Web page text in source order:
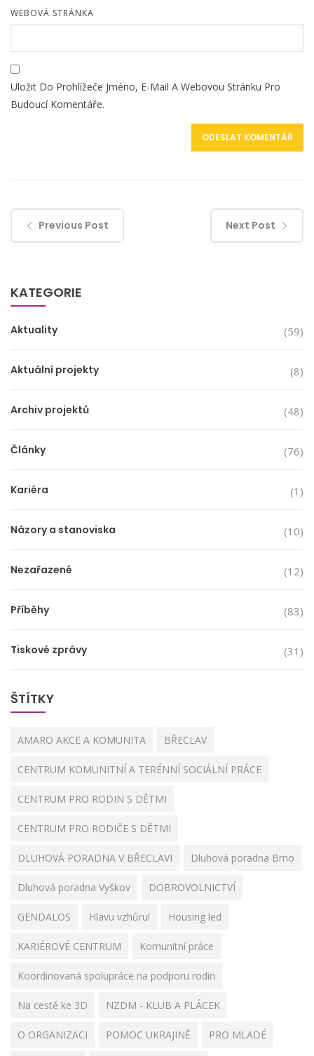
WEBOVÁ STRÁNKA
Uložit Do Prohlížeče Jméno, E-Mail A Webovou Stránku Pro
Budoucí Komentáře.
Previous Post Next Post
KATEGORIE
Aktuality (59)
Aktuální projekty (8)
Archiv projektů (48)
Články (76)
Kariéra (1)
Názory a stanoviska (10)
Nezařazené (12)
Příběhy (83)
Tiskové zprávy (31)
ŠTÍTKY
AMARO AKCE A KOMUNITA BŘECLAV
CENTRUM KOMUNITNÍ A TERÉNNÍ SOCIÁLNÍ PRÁCE
CENTRUM PRO RODIN S DĚTMI
CENTRUM PRO RODIČE S DĚTMI
DLUHOVÁ PORADNA V BŘECLAVI Dluhová poradna Brno
Dluhová poradna Vyškov DOBROVOLNICTVÍ
GENDALOS Hlavu vzhůru! Housing led
KARIÉROVÉ CENTRUM Komunitní práce
Koordinovaná spolupráce na podporu rodin
Na cestě ke 3D NZDM - KLUB A PLÁCEK
O ORGANIZACI POMOC UKRAJINĚ PRO MLADÉ